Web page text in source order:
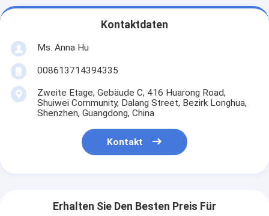
Kontaktdaten
Ms. Anna Hu
008613714394335
Zweite Etage, Gebäude C, 416 Huarong Road,
Shuiwei Community, Dalang Street, Bezirk Longhua,
Shenzhen, Guangdong, China
Kontakt
Erhalten Sie Den Besten Preis Für